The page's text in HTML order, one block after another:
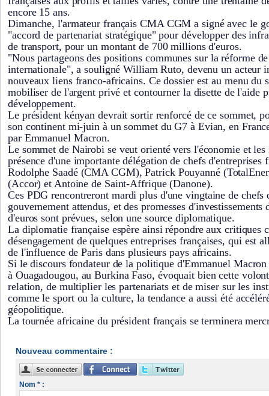
encore 15 ans.
Dimanche, l'armateur français CMA CGM a signé avec le
"accord de partenariat stratégique" pour développer des
de transport, pour un montant de 700 millions d'euros.
"Nous partageons des positions communes sur la réforme
internationale", a souligné William Ruto, devenu un acteur
nouveaux liens franco-africains. Ce dossier est au menu du
mobiliser de l'argent privé et contourner la disette de l'aide
développement.
Le président kényan devrait sortir renforcé de ce sommet,
son continent mi-juin à un sommet du G7 à Evian, en
par Emmanuel Macron.
Le sommet de Nairobi se veut orienté vers l'économie et les
présence d'une importante délégation de chefs d'entreprises
Rodolphe Saadé (CMA CGM), Patrick Pouyanné
(Accor) et Antoine de Saint-Affrique (Danone).
Ces PDG rencontreront mardi plus d'une vingtaine de chefs
gouvernement attendus, et des promesses
d'euros sont prévues, selon une source diplomatique.
La diplomatie française espère ainsi répondre aux critiques
désengagement de quelques entreprises françaises, qui est
de l'influence de Paris dans plusieurs pays africains.
Si le discours fondateur de la politique d'Emmanuel
à Ouagadougou, au Burkina Faso, évoquait bien cette
relation, de multiplier les partenariats et de miser sur les
comme le sport ou la culture, la tendance a aussi été
géopolitique.
La tournée africaine du président français se terminera
Nouveau commentaire :
Nom * :